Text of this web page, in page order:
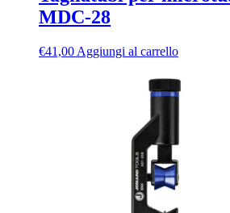
MDC-28
€41,00 Aggiungi al carrello